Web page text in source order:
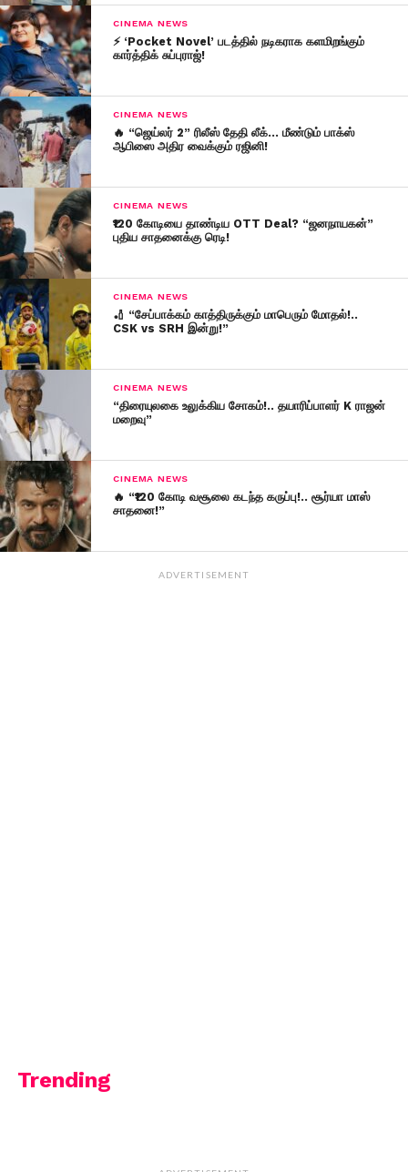
CINEMA NEWS
⚡ ‘Pocket Novel’ படத்தில் நடிகராக களமிறங்கும்
கார்த்திக் சுப்புராஜ்!
CINEMA NEWS
🔥 “ஜெய்லர் 2” ரிலீஸ் தேதி லீக்… மீண்டும் பாக்ஸ்
ஆபிஸை அதிர வைக்கும் ரஜினி!
CINEMA NEWS
₹120 கோடியை தாண்டிய OTT Deal? “ஜனநாயகன்”
புதிய சாதனைக்கு ரெடி!
CINEMA NEWS
🏏 “சேப்பாக்கம் காத்திருக்கும் மாபெரும் மோதல்!..
CSK vs SRH இன்று!”
CINEMA NEWS
“திரையுலகை உலுக்கிய சோகம்!.. தயாரிப்பாளர் K ராஜன்
மறைவு”
CINEMA NEWS
🔥 “₹120 கோடி வசூலை கடந்த கருப்பு!.. சூர்யா மாஸ்
சாதனை!”
ADVERTISEMENT
Trending